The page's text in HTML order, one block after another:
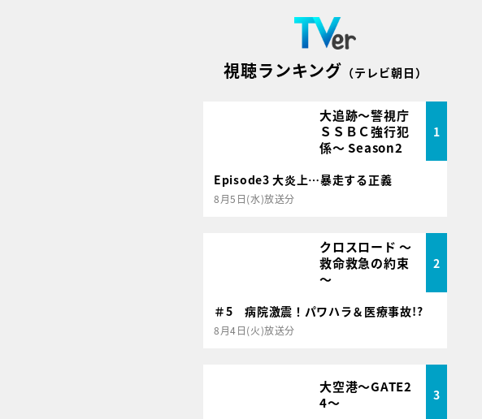
視聴ランキング （テレビ朝日）
大追跡～警視庁
ＳＳＢＣ強行犯
係～ Season2
1
Episode3 大炎上…暴走する正義
8月5日(水)放送分
クロスロード ～
救命救急の約束
～
2
＃5 病院激震！パワハラ＆医療事故!?
8月4日(火)放送分
大空港～GATE2
4～
3